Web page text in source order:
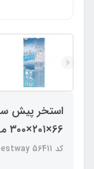
66×۲۰۱×۳۰۰ مدل bestway 56411
کد bestway 56411